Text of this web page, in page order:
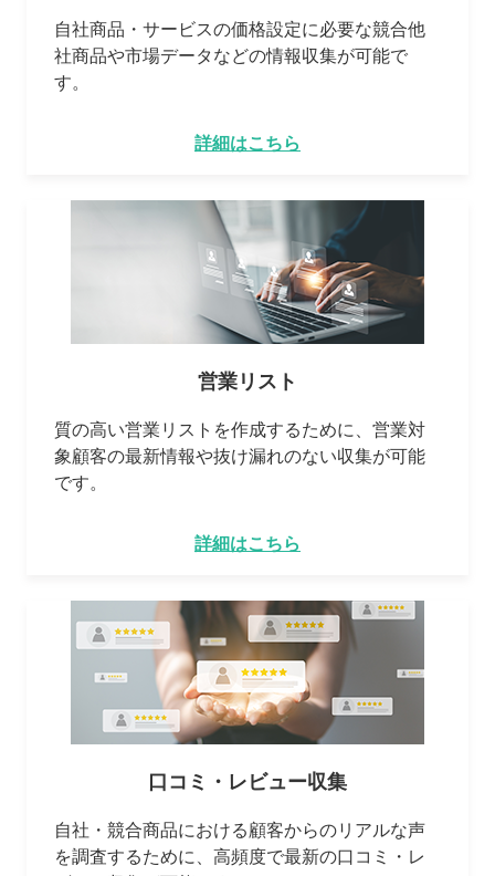
自社商品・サービスの価格設定に必要な競合他
社商品や市場データなどの情報収集が可能で
す。
詳細はこちら
営業リスト
質の高い営業リストを作成するために、営業対
象顧客の最新情報や抜け漏れのない収集が可能
です。
詳細はこちら
口コミ・レビュー収集
自社・競合商品における顧客からのリアルな声
を調査するために、高頻度で最新の口コミ・レ